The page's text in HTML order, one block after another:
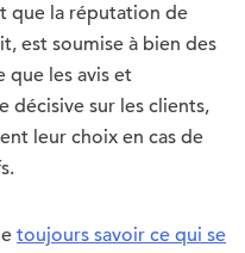
que la réputation de
est soumise à bien des
que les avis et
décisive sur les clients,
leur choix en cas de
toujours savoir ce qui se